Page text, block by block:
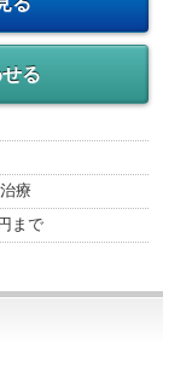
る
る
療
まで